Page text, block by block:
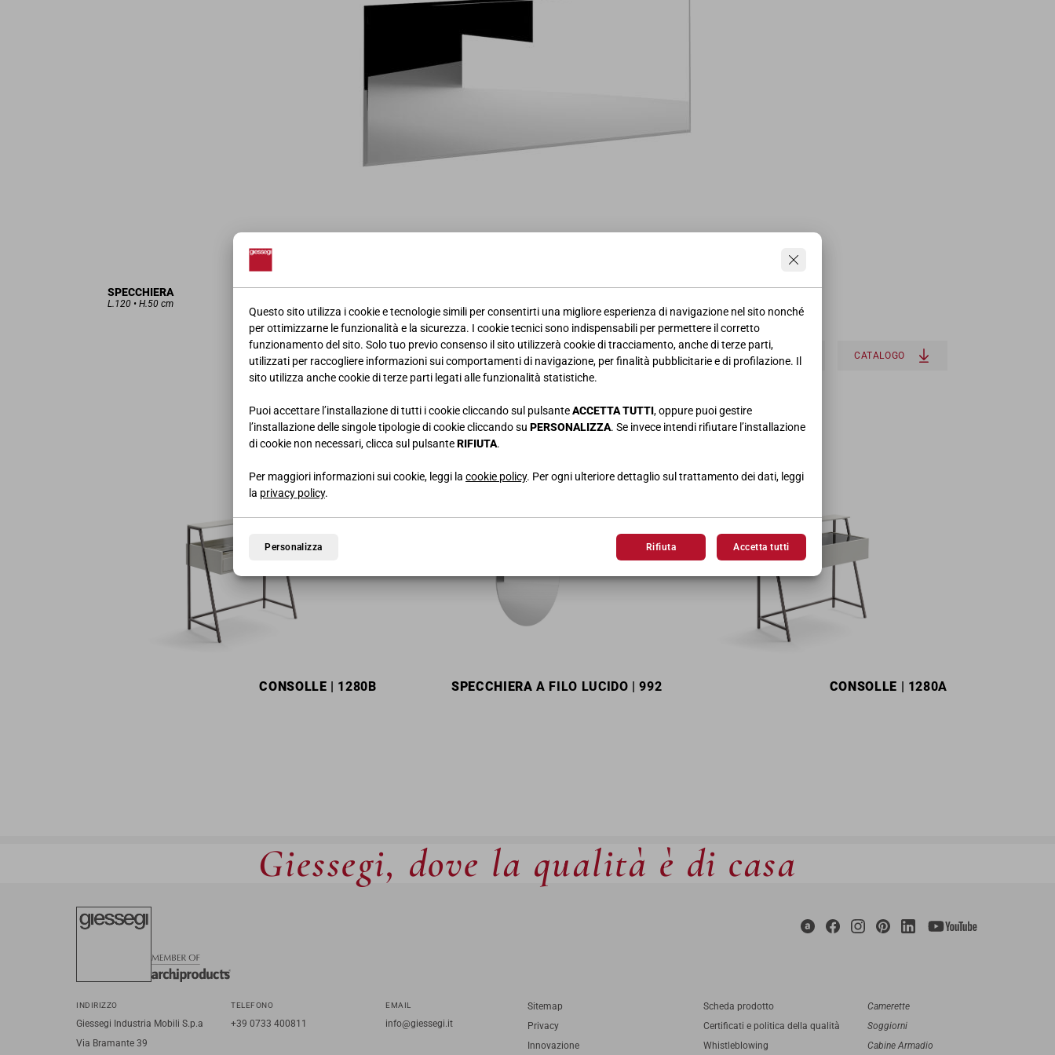
Questo sito utilizza i cookie e tecnologie simili per consentirti una migliore esperienza di navigazione nel sito nonché
per ottimizzarne le funzionalità e la sicurezza. I cookie tecnici sono indispensabili per permettere il corretto
funzionamento del sito. Solo tuo previo consenso il sito utilizzerà cookie di tracciamento, anche di terze parti,
utilizzati per raccogliere informazioni sui comportamenti di navigazione, per finalità pubblicitarie e di profilazione. Il
sito utilizza anche cookie di terze parti legati alle funzionalità statistiche.
Puoi accettare l’installazione di tutti i cookie cliccando sul pulsanteACCETTA TUTTI, oppure puoi gestire
l’installazione delle singole tipologie di cookie cliccando su PERSONALIZZA. Se invece intendi rifiutare l’installazione
di cookie non necessari, clicca sul pulsanteRIFIUTA.
Per maggiori informazioni sui cookie, leggi la cookie policy. Per ogni ulteriore dettaglio sul trattamento dei dati, leggi
la privacy policy.
Personalizza Rifiuta Accetta tutti
SPECCHIERA
L.120 • H.50 cm
RICHIEDI MODELLO 3D SCHEDA PRODOTTO CATALOGO
TI POTREBBERO INTERESSARE
CONSOLLE | 1280B SPECCHIERA A FILO LUCIDO | 992 CONSOLLE | 1280A
Giessegi, dove la qualità è di casa
INDIRIZZO
Giessegi Industria Mobili S.p.a
Via Bramante 39
TELEFONO
+39 0733 400811
EMAIL
info@giessegi.it
Sitemap
Privacy
Innovazione
Scheda prodotto
Certificati e politica della qualità
Whistleblowing
Camerette
Soggiorni
Cabine Armadio